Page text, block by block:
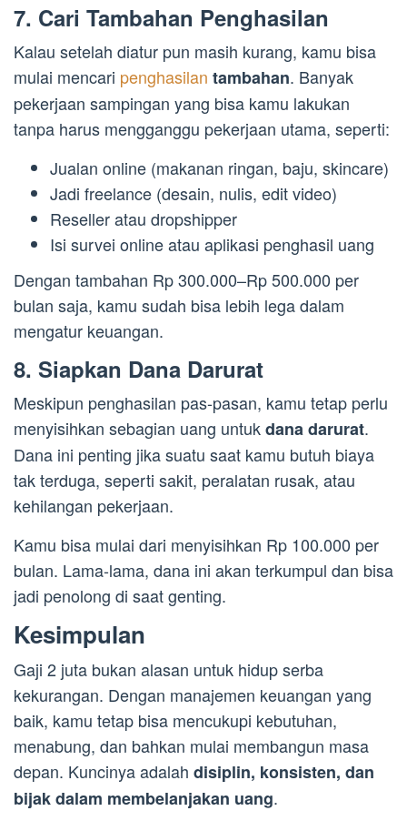
7. Cari Tambahan Penghasilan
Kalau setelah diatur pun masih kurang, kamu bisa
mulai mencari penghasilan tambahan. Banyak
pekerjaan sampingan yang bisa kamu lakukan
tanpa harus mengganggu pekerjaan utama, seperti:
Jualan online (makanan ringan, baju, skincare)
Jadi freelance (desain, nulis, edit video)
Reseller atau dropshipper
Isi survei online atau aplikasi penghasil uang
Dengan tambahan Rp 300.000–Rp 500.000 per
bulan saja, kamu sudah bisa lebih lega dalam
mengatur keuangan.
8. Siapkan Dana Darurat
Meskipun penghasilan pas-pasan, kamu tetap perlu
menyisihkan sebagian uang untukdana darurat.
Dana ini penting jika suatu saat kamu butuh biaya
tak terduga, seperti sakit, peralatan rusak, atau
kehilangan pekerjaan.
Kamu bisa mulai dari menyisihkan Rp 100.000 per
bulan. Lama-lama, dana ini akan terkumpul dan bisa
jadi penolong di saat genting.
Kesimpulan
Gaji 2 juta bukan alasan untuk hidup serba
kekurangan. Dengan manajemen keuangan yang
baik, kamu tetap bisa mencukupi kebutuhan,
menabung, dan bahkan mulai membangun masa
depan. Kuncinya adalah disiplin, konsisten, dan
bijak dalam membelanjakan uang.